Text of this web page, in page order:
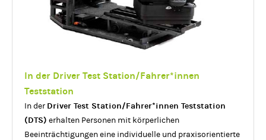
In der Driver Test Station/Fahrer*innen
Teststation
In der Driver Test Station/Fahrer*innen Teststation
(DTS) erhalten Personen mit körperlichen
Beeinträchtigungen eine individuelle und praxisorientierte